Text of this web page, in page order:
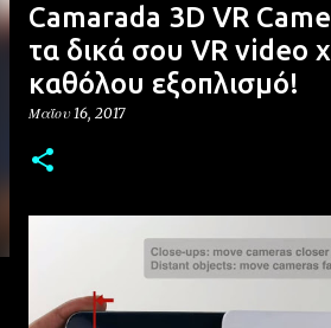
Camarada 3D VR
τα δικά σου VR video
καθόλου εξοπλισμό!
Μαΐου 16, 2017